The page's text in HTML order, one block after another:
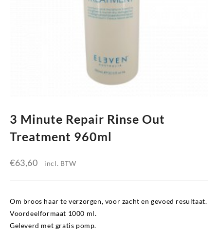
3 Minute Repair Rinse Out
Treatment 960ml
€63,60 incl. BTW
Om broos haar te verzorgen, voor zacht en gevoed resultaat.
Voordeelformaat 1000 ml.
Geleverd met gratis pomp.